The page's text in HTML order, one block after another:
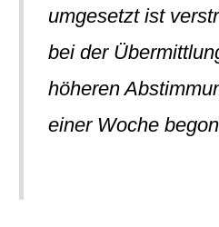
umgesetzt ist
bei der
höheren
einer Woche